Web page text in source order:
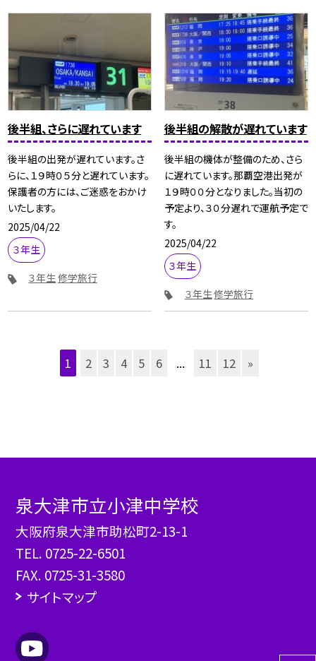
後半組、さらに遅れています
後半組の出発が遅れています。さ
らに、１９時０５分と遅れています。
保護者の方には、ご迷惑をおかけ
いたします。
2025/04/22
３年生
３年生修学旅行
後半組の解散が遅れています
後半組の機体が整備のため、さら
に遅れています。那覇空港出発が
１９時００分となりました。当初の
予定より、３０分遅れで運航予定で
す。
2025/04/22
３年生
３年生修学旅行
1 2 3 4 5 6 ... 11 12 »
泉大津市立小津中学校
大阪府泉大津市助松町2-13-1
TEL. 0725-22-6501
FAX. 0725-31-3580
サイトマップ